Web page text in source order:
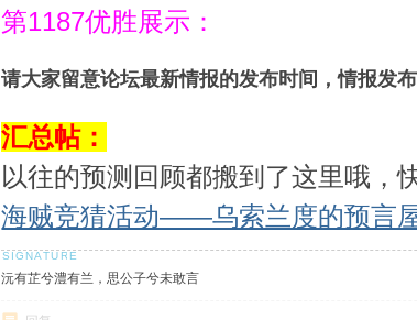
第1187优胜展示：
请大家留意论坛最新情报的发布时间，情报发
汇总帖：
以往的预测回顾都搬到了这里哦，
海贼竞猜活动——乌索兰度的预言
沅有芷兮澧有兰，思公子兮未敢言